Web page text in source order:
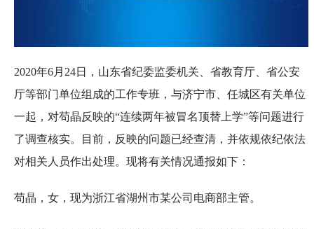
2020年6月24日，山东省纪委监委机关、省教育厅、省公安
厅等部门单位组成的工作专班，与济宁市、任城区有关单位
一起，对苟晶反映的“连续两年被冒名顶替上学”等问题进行
了调查核实。目前，反映的问题已经查清，并依规依纪依法
对相关人员作出处理。现将有关情况通报如下：
苟晶，女，现为浙江省湖州市某公司电商部主管。